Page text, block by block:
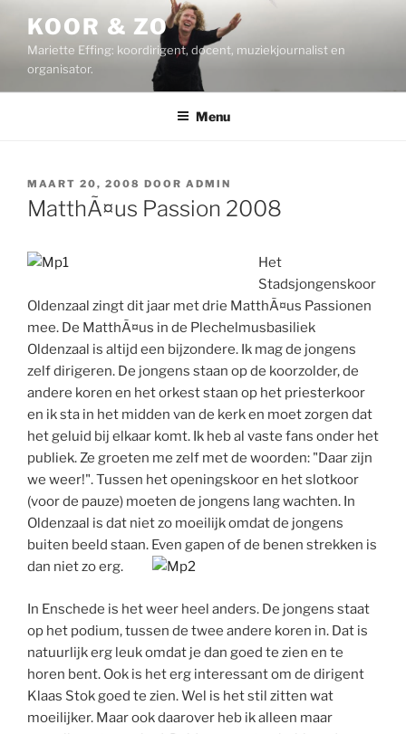
inhoud
KOOR & ZO
Mariette Effing: koordirigent, docent, muziekjournalist en
organisator.
Menu
GEPLAATST
OP
MAART 20, 2008 DOOR ADMIN
MatthÃ¤us Passion 2008
Het
Stadsjongenskoor
Oldenzaal zingt dit jaar met drie MatthÃ¤us Passionen
mee. De MatthÃ¤us in de Plechelmusbasiliek
Oldenzaal is altijd een bijzondere. Ik mag de jongens
zelf dirigeren. De jongens staan op de koorzolder, de
andere koren en het orkest staan op het priesterkoor
en ik sta in het midden van de kerk en moet zorgen dat
het geluid bij elkaar komt. Ik heb al vaste fans onder het
publiek. Ze groeten me zelf met de woorden: "Daar zijn
we weer!". Tussen het openingskoor en het slotkoor
(voor de pauze) moeten de jongens lang wachten. In
Oldenzaal is dat niet zo moeilijk omdat de jongens
buiten beeld staan. Even gapen of de benen strekken is
dan niet zo erg.
In Enschede is het weer heel anders. De jongens staat
op het podium, tussen de twee andere koren in. Dat is
natuurlijk erg leuk omdat je dan goed te zien en te
horen bent. Ook is het erg interessant om de dirigent
Klaas Stok goed te zien. Wel is het stil zitten wat
moeilijker. Maar ook daarover heb ik alleen maar